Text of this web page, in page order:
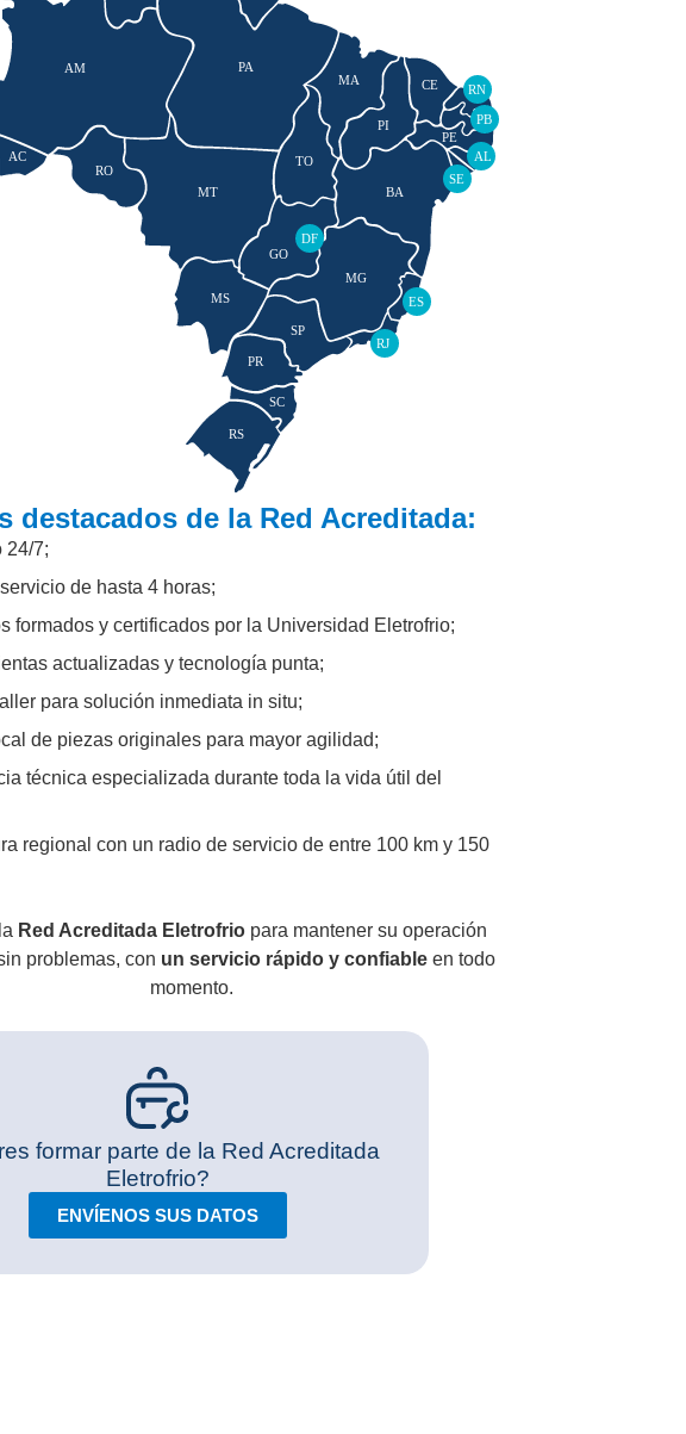
BA
SE
PE
AL
AM PA
MT
RO
AC
RJ
RS
SC
PR
SP
MS
GO
MG
ES
PI
CE
TO
MA
RN
PB
DF
destacados de la Red Acreditada:
24/7;
de hasta 4 horas;
formados y certificados por la Universidad Eletrofrio;
actualizadas y tecnología punta;
para solución inmediata in situ;
de piezas originales para mayor agilidad;
técnica especializada durante toda la vida útil del
regional con un radio de servicio de entre 100 km y 150
Red Acreditada Eletrofrio para mantener su operación
problemas, con un servicio rápido y confiable en todo
momento.
formar parte de la Red Acreditada
Eletrofrio?
ENVÍENOS SUS DATOS